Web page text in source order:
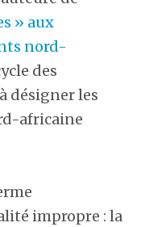
» aux
nord-
des
désigner les
africaine
impropre : la